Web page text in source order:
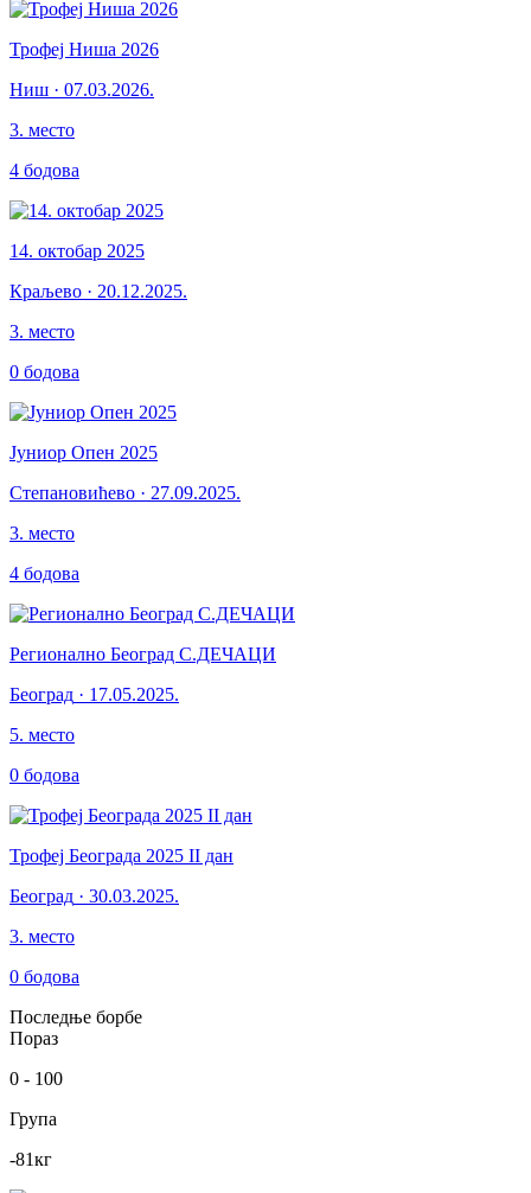
Трофеј Ниша 2026
Ниш · 07.03.2026.
3. место
4 бодова
14. октобар 2025
Краљево · 20.12.2025.
3. место
0 бодова
Јуниор Опен 2025
Степановићево · 27.09.2025.
3. место
4 бодова
Регионално Београд С.ДЕЧАЦИ
Београд · 17.05.2025.
5. место
0 бодова
Трофеј Београда 2025 II дан
Београд · 30.03.2025.
3. место
0 бодова
Последње борбе
Пораз
0 - 100
Група
-81кг